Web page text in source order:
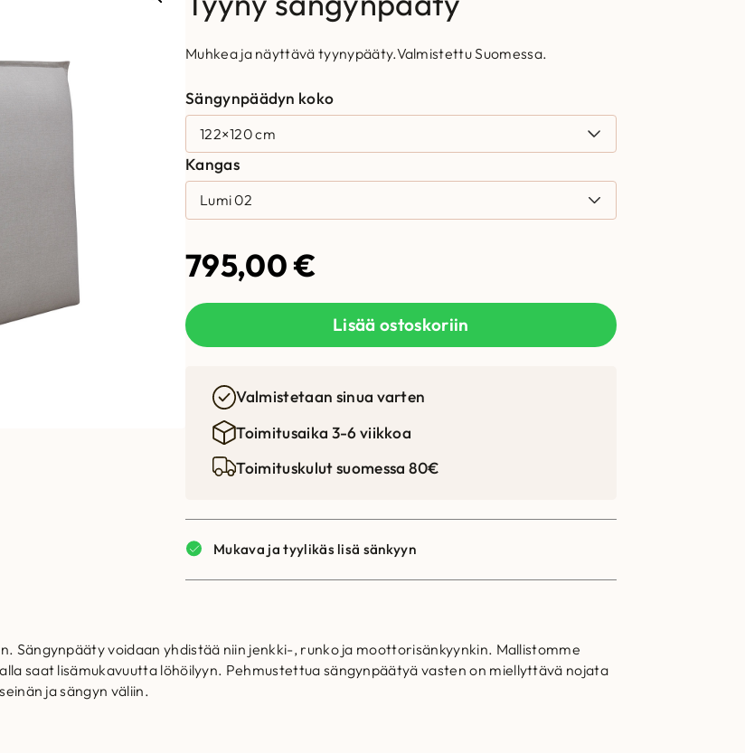
Muhkea ja näyttävä tyynypääty.Valmistettu Suomessa.
Sängynpäädyn koko
Kangas
795,00€
Lisää ostoskoriin
Valmistetaan sinua varten
Toimitusaika 3-6 viikkoa
Toimituskulut suomessa 80€
Mukava ja tyylikäs lisä sänkyyn
Sängynpääty voidaan yhdistää niin jenkki-, runko ja moottorisänkyynkin. Mallistomme
saat lisämukavuutta löhöilyyn. Pehmustettua sängynpäätyä vasten on miellyttävä nojata
ja sängyn väliin.